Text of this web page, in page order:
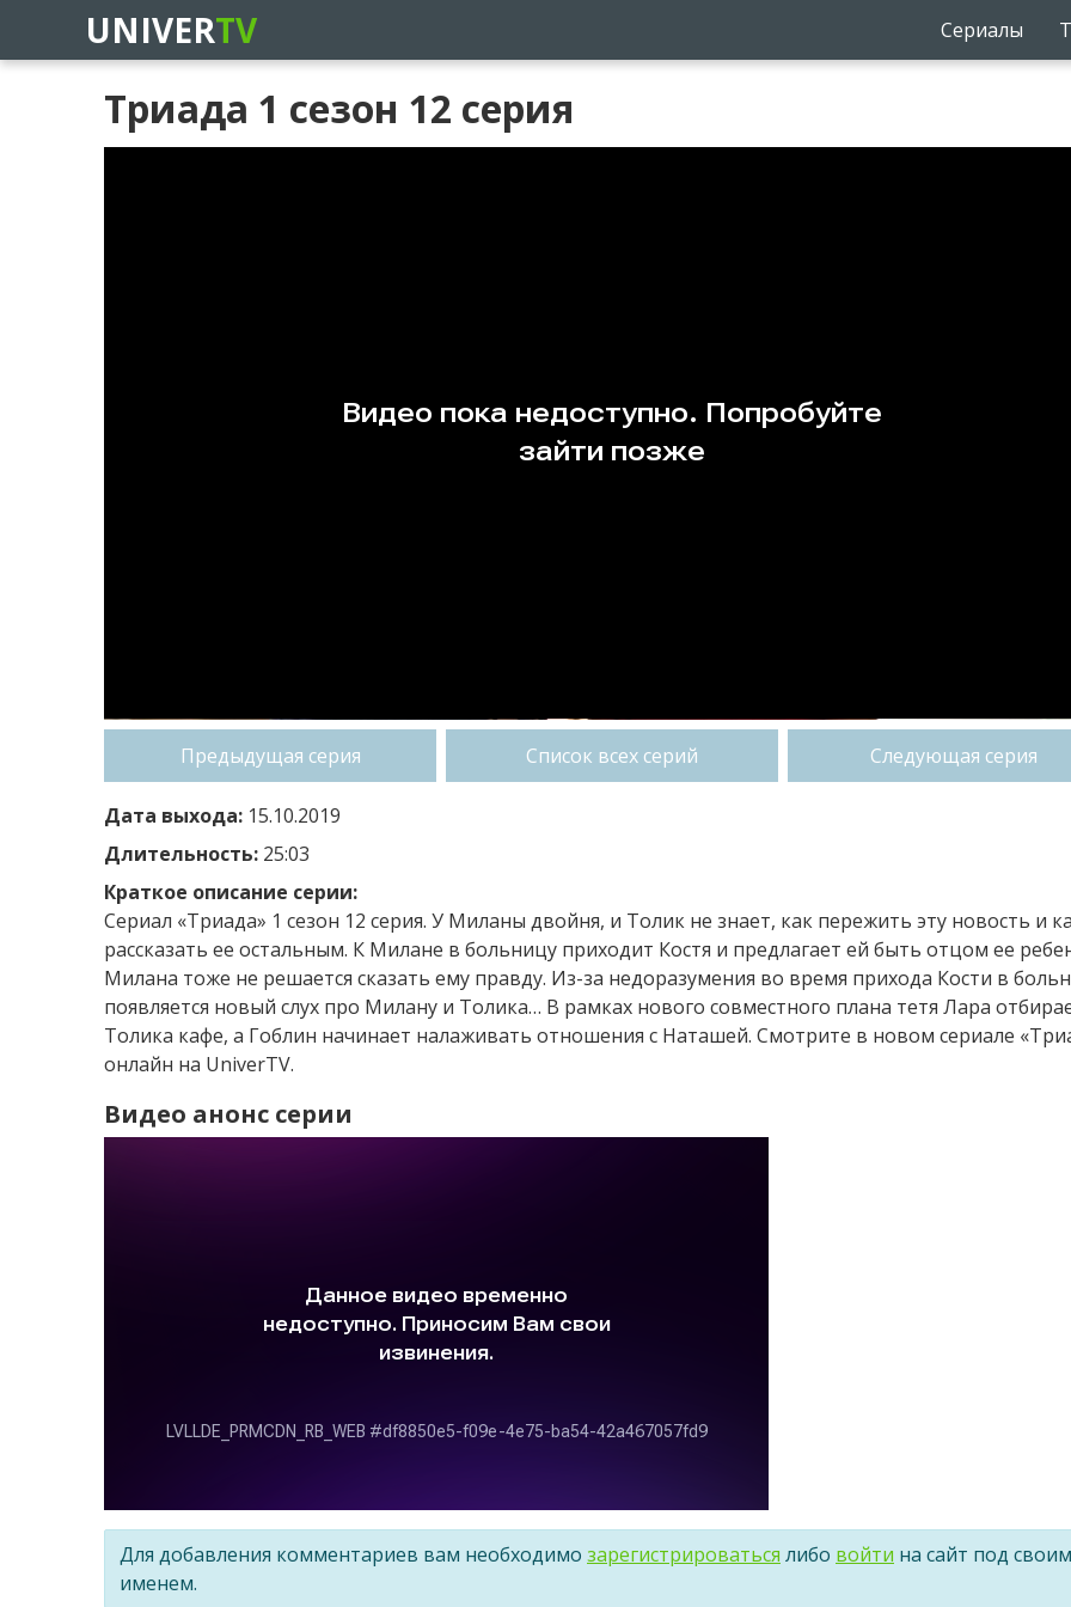
UNIVERTV Сериалы
Триада 1 сезон 12 серия
Предыдущая серия Список всех серий Следующая серия
Дата выхода: 15.10.2019
Длительность: 25:03
Краткое описание серии:
Сериал «Триада» 1 сезон 12 серия. У Миланы двойня, и Толик не знает, как пережить эту новость и
рассказать ее остальным. К Милане в больницу приходит Костя и предлагает ей быть отцом ее
Милана тоже не решается сказать ему правду. Из-за недоразумения во время прихода Кости в
появляется новый слух про Милану и Толика… В рамках нового совместного плана тетя Лара
Толика кафе, а Гоблин начинает налаживать отношения с Наташей. Смотрите в новом сериале
онлайн на UniverTV.
Видео анонс серии
Для добавления комментариев вам необходимо зарегистрироваться либо войти на сайт под своим
именем.